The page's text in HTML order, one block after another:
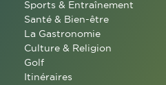
Sports & Entraînement
Santé & Bien-être
La Gastronomie
Culture & Religion
Golf
Itinéraires